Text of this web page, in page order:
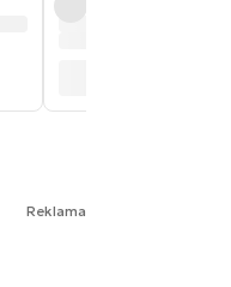
Reklama